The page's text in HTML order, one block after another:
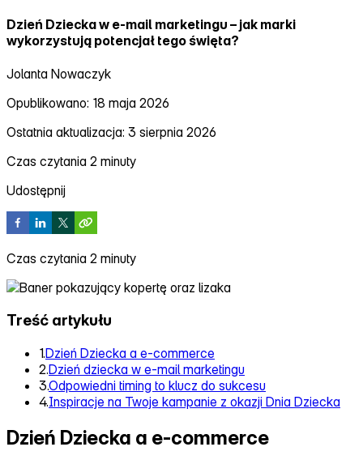
Dzień Dziecka w e‑mail marketingu – jak marki
wykorzystują potencjał tego święta?
Jolanta Nowaczyk
Opublikowano: 18 maja 2026
Ostatnia aktualizacja: 3 sierpnia 2026
Czas czytania 2 minuty
Udostępnij
Czas czytania 2 minuty
Treść artykułu
1.Dzień Dziecka a e-commerce
2.Dzień dziecka w e-mail marketingu
3.Odpowiedni timing to klucz do sukcesu
4.Inspiracje na Twoje kampanie z okazji Dnia Dziecka
Dzień Dziecka a e-commerce